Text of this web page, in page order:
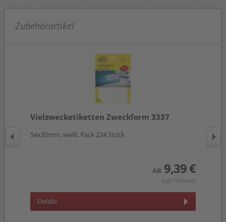
Zubehörartikel
Vielzwecketiketten Zweckform 3337
54x35mm, weiß, Pack 224 Stück
AB 9,39 €
(zzgl.19% Mwst.)
Details